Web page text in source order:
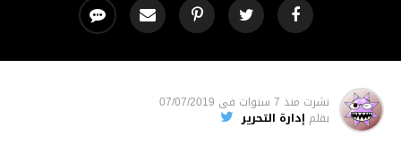
نشرت منذ 7 سنوات فى 07/07/2019
بقلم إدارة التحرير